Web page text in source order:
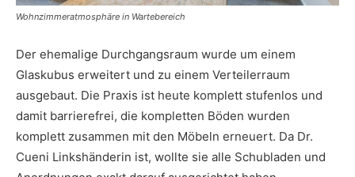
Wohnzimmeratmosphäre in Wartebereich
Der ehemalige Durchgangsraum wurde um einem
Glaskubus erweitert und zu einem Verteilerraum
ausgebaut. Die Praxis ist heute komplett stufenlos und
damit barrierefrei, die kompletten Böden wurden
komplett zusammen mit den Möbeln erneuert. Da Dr.
Cueni Linkshänderin ist, wollte sie alle Schubladen und